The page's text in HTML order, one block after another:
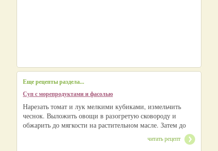
Еще рецепты раздела...
Суп с морепродуктами и фасолью
Нарезать томат и лук мелкими кубиками, измельчить
чеснок. Выложить овощи в разогретую сковороду и
обжарить до мягкости на растительном масле. Затем до
читать рецепт